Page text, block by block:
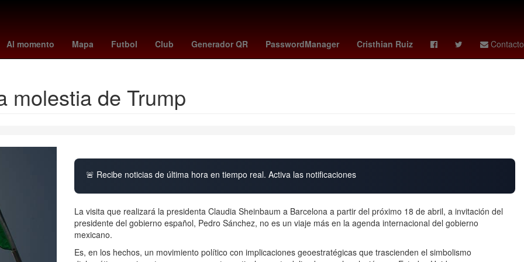
Al momento Mapa Futbol Club Generador QR PasswordManager Cristhian Ruiz Contacto
chucky lozano caracol en vivo biometría new york city fc Propiedad privada gideon mensah america hoy
molestia de Trump
🚨 Recibe noticias de última hora en tiempo real. Activa las notificaciones
La visita que realizará la presidenta Claudia Sheinbaum a Barcelona a partir del próximo 18 de abril, a invitación del
presidente del gobierno español, Pedro Sánchez, no es un viaje más en la agenda internacional del gobierno
mexicano.
Es, en los hechos, un movimiento político con implicaciones geoestratégicas que trascienden el simbolismo